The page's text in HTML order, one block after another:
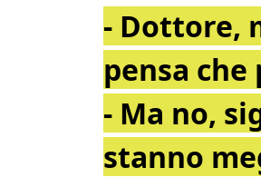
- Dottore,
pensa che
- Ma no,
stanno